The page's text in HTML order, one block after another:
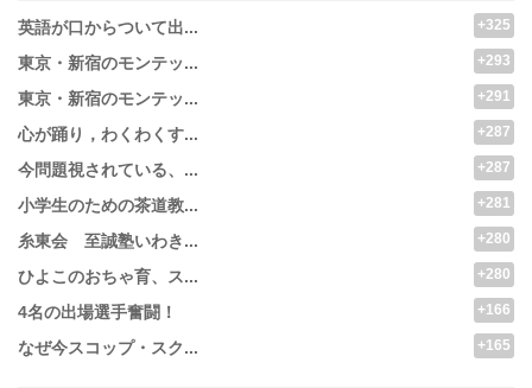
英語が口からついて出... +325
東京・新宿のモンテッ... +293
東京・新宿のモンテッ... +291
心が踊り，わくわくす... +287
今問題視されている、... +287
小学生のための茶道教... +281
糸東会 至誠塾いわき... +280
ひよこのおちゃ育、ス... +280
4名の出場選手奮闘！ +166
なぜ今スコップ・スク... +165